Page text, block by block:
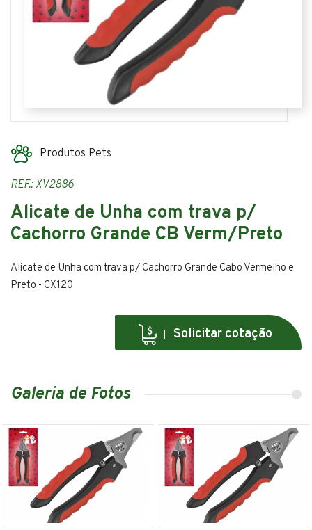
Produtos Pets
REF.: XV2886
Alicate de Unha com trava p/
Cachorro Grande CB Verm/Preto
Alicate de Unha com trava p/ Cachorro Grande Cabo Vermelho e
Preto - CX120
Solicitar cotação
Galeria de Fotos